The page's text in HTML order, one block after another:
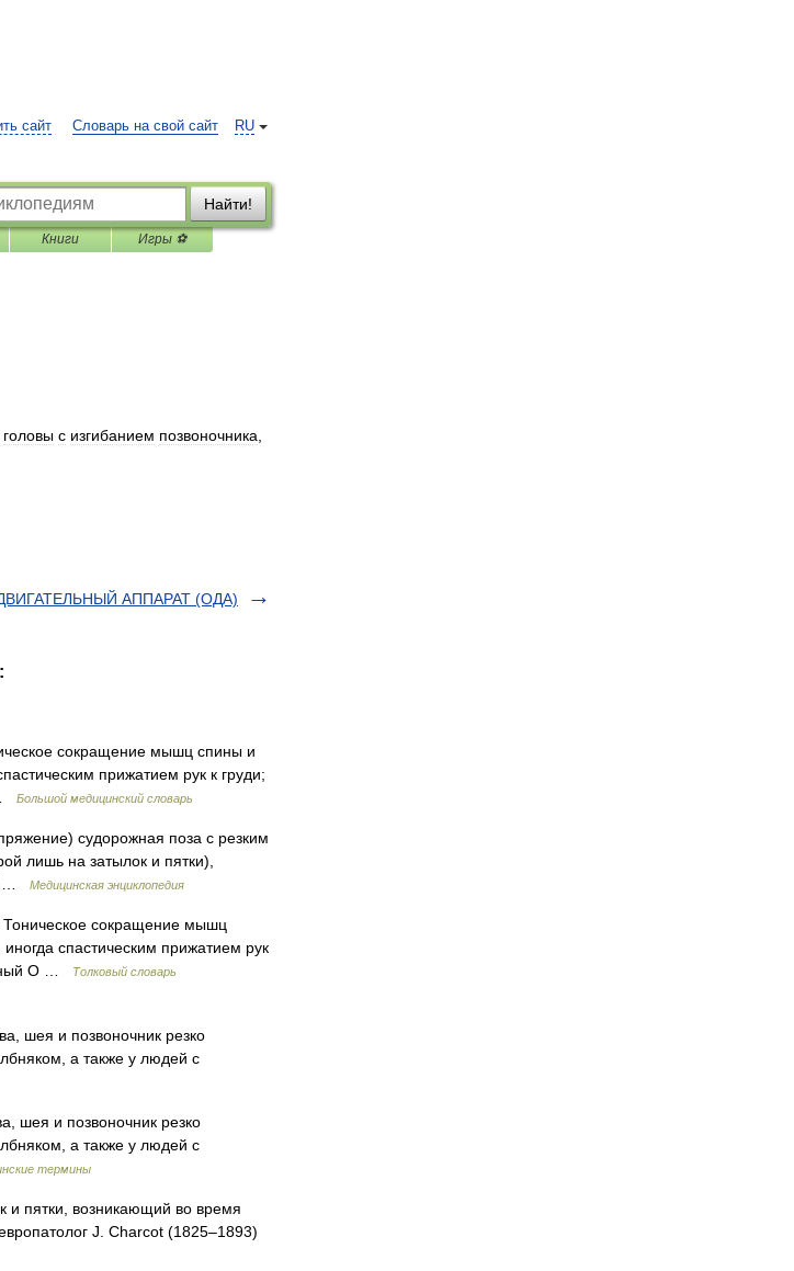
RU
сайт Словарь на свой сайт
Найти!
Книги Игры ⚽
головы с изгибанием позвоночника
АППАРАТ (ОДА)
сокращение мышц спины и
прижатием рук к груди;
Большой медицинский словарь
судорожная поза с резким
лишь на затылок и пятки),
…
Медицинская энциклопедия
сокращение мышц
спастическим прижатием рук
О …
Толковый словарь
шея и позвоночник резко
а также у людей с
шея и позвоночник резко
а также у людей с
термины
и пятки, возникающий во время
J. Charcot (1825–1893)